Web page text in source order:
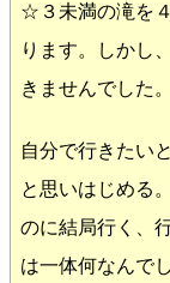
☆３未満の滝を
ります。しかし
きませんでした。
自分で行きたい
と思いはじめる
のに結局行く、
は一体何なんで